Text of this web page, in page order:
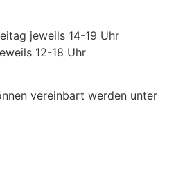
jeweils 14-19 Uhr
12-18 Uhr
vereinbart werden unter